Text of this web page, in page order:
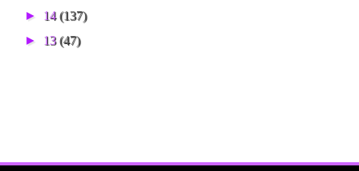
► 14(137)
► 13(47)